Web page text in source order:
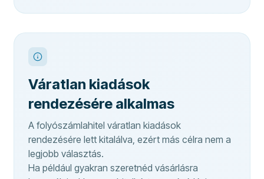
Váratlan kiadások
rendezésére alkalmas
A folyószámlahitel váratlan kiadások
rendezésére lett kitalálva, ezért más célra nem a
legjobb választás.
Ha például gyakran szeretnéd vásárlásra